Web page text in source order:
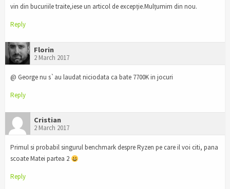
vin din bucuriile traite,iese un articol de excepție.Mulțumim din nou.
Reply
Florin
2 March 2017
@ George nu s`au laudat niciodata ca bate 7700K in jocuri
Reply
Cristian
2 March 2017
Primul si probabil singurul benchmark despre Ryzen pe care il voi citi, pana
scoate Matei partea 2
Reply